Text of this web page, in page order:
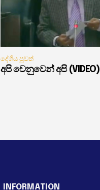
දේශීය පුවත්
අපි වෙනුවෙන් අපි (VIDEO)
INFORMATION